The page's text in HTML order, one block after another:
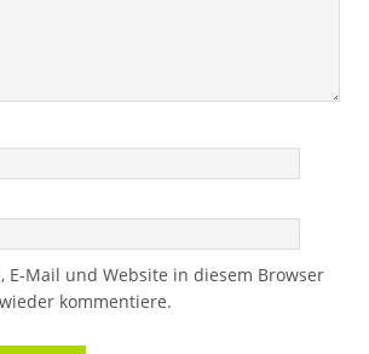
E-Mail und Website in diesem Browser
kommentiere.